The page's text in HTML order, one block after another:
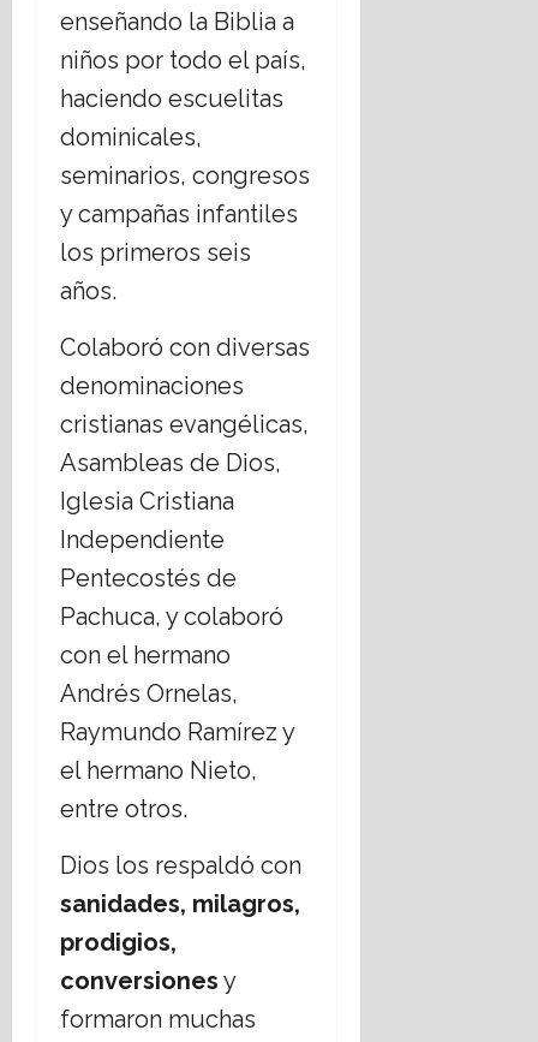
enseñando la Biblia a
niños por todo el país,
haciendo escuelitas
dominicales,
seminarios, congresos
y campañas infantiles
los primeros seis
años.
Colaboró ​con diversas
denominaciones
cristianas evangélicas,
Asambleas de Dios,
Iglesia Cristiana
Independiente
Pentecostés de
Pachuca, y colaboró
con el hermano
Andrés Ornelas,
Raymundo Ramírez y
el hermano Nieto,
entre otros.
Dios los respaldó con
sanidades, milagros,
prodigios,
conversiones y
formaron muchas